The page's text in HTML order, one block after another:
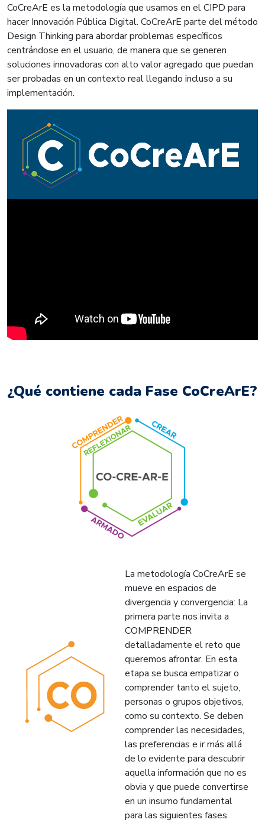
CoCreArE es la metodología que usamos en el CIPD para
hacer Innovación Pública Digital. CoCreArE parte del método
Design Thinking para abordar problemas específicos
centrándose en el usuario, de manera que se generen
soluciones innovadoras con alto valor agregado que puedan
ser probadas en un contexto real llegando incluso a su
implementación.
¿Qué contiene cada Fase CoCreArE?
La metodología CoCreArE se
mueve en espacios de
divergencia y convergencia: La
primera parte nos invita a
COMPRENDER
detalladamente el reto que
queremos afrontar. En esta
etapa se busca empatizar o
comprender tanto el sujeto,
personas o grupos objetivos,
como su contexto. Se deben
comprender las necesidades,
las preferencias e ir más allá
de lo evidente para descubrir
aquella información que no es
obvia y que puede convertirse
en un insumo fundamental
para las siguientes fases.